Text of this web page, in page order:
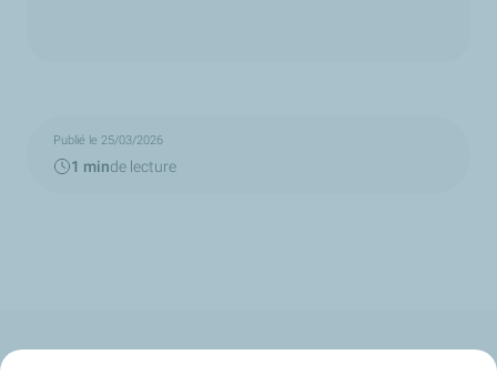
Publié le 25/03/2026
1 minde lecture